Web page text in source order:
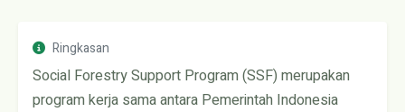
Ringkasan
Social Forestry Support Program (SSF) merupakan
program kerja sama antara Pemerintah Indonesia